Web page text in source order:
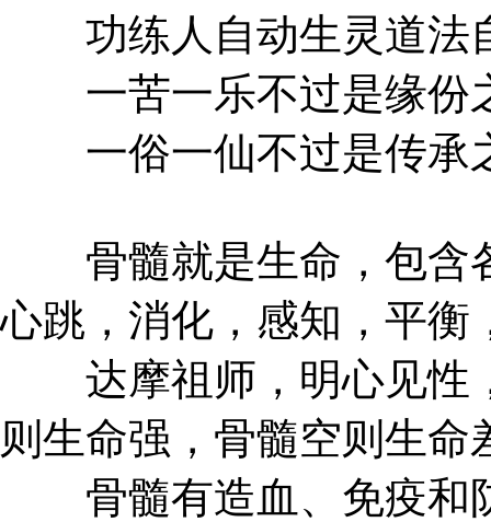
功练人自动生灵道法
一苦一乐不过是缘份
一俗一仙不过是传承
骨髓就是生命，包含
心跳，消化，感知，平衡
达摩祖师，明心见性
则生命强，骨髓空则生
骨髓有造血、免疫和